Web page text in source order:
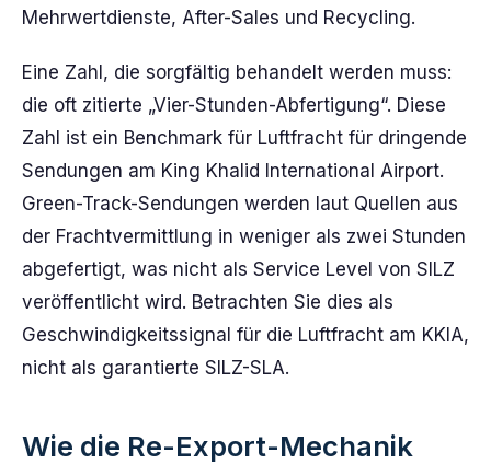
Mehrwertdienste, After-Sales und Recycling.
Eine Zahl, die sorgfältig behandelt werden muss:
die oft zitierte „Vier-Stunden-Abfertigung“. Diese
Zahl ist ein Benchmark für Luftfracht für dringende
Sendungen am King Khalid International Airport.
Green-Track-Sendungen werden laut Quellen aus
der Frachtvermittlung in weniger als zwei Stunden
abgefertigt, was nicht als Service Level von SILZ
veröffentlicht wird. Betrachten Sie dies als
Geschwindigkeitssignal für die Luftfracht am KKIA,
nicht als garantierte SILZ-SLA.
Wie die Re-Export-Mechanik